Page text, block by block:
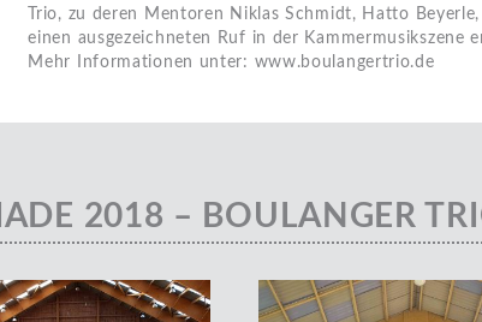
Trio, zu deren Mentoren Niklas Schmidt, Hatto
einen ausgezeichneten Ruf in der Kammermusikszene
Mehr Informationen unter: www.boulangertrio.de
2018 – BOULANGER